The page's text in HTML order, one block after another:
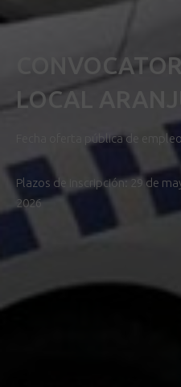
LOCAL
Fecha oferta pública de
Plazos de inscripción: 29 de
2026